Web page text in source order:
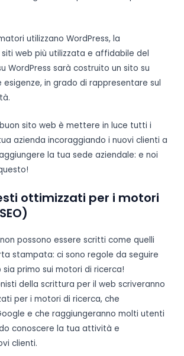
utilizzano WordPress, la
web più utilizzata e affidabile del
WordPress sarà costruito un sito su
esigenze, in grado di rappresentare sul
sito web è mettere in luce tutti i
azienda incoraggiando i nuovi clienti a
la tua sede aziendale: e noi
ottimizzati per i motori
possono essere scritti come quelli
stampata: ci sono regole da seguire
primo sui motori di ricerca!
della scrittura per il web scriveranno
per i motori di ricerca, che
e che raggiungeranno molti utenti
conoscere la tua attività e
clienti.